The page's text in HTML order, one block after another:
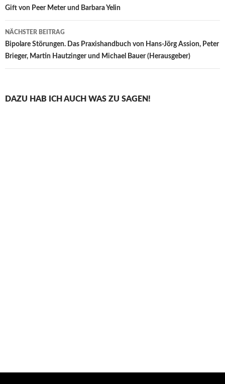
Gift von Peer Meter und Barbara Yelin
NÄCHSTER BEITRAG
Bipolare Störungen. Das Praxishandbuch von Hans-Jörg Assion, Peter
Brieger, Martin Hautzinger und Michael Bauer (Herausgeber)
DAZU HAB ICH AUCH WAS ZU SAGEN!